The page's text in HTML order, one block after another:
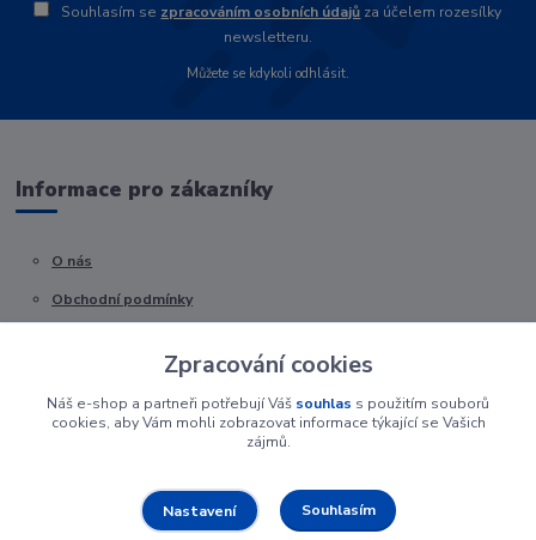
Souhlasím se zpracováním osobních údajů za účelem rozesílky
newsletteru.
Můžete se kdykoli odhlásit.
Informace pro zákazníky
O nás
Obchodní podmínky
Zpracování cookies
Náš e-shop a partneři potřebují Váš souhlas s použitím souborů
cookies, aby Vám mohli zobrazovat informace týkající se Vašich
zájmů.
Nastavení Souhlasím